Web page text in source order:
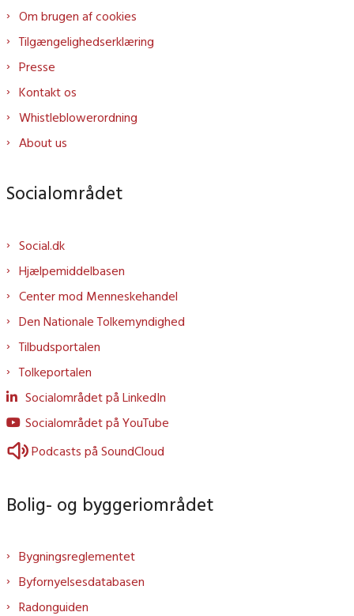
Om brugen af cookies
Tilgængelighedserklæring
Presse
Kontakt os
Whistleblowerordning
About us
Socialområdet
Social.dk
Hjælpemiddelbasen
Center mod Menneskehandel
Den Nationale Tolkemyndighed
Tilbudsportalen
Tolkeportalen
Socialområdet på LinkedIn
Socialområdet på YouTube
Podcasts på SoundCloud
Bolig- og byggeriområdet
Bygningsreglementet
Byfornyelsesdatabasen
Radonguiden